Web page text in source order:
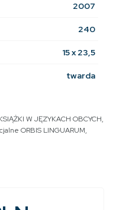
2007
240
15 x 23,5
twarda
W JĘZYKACH OBCYCH,
ORBIS LINGUARUM,